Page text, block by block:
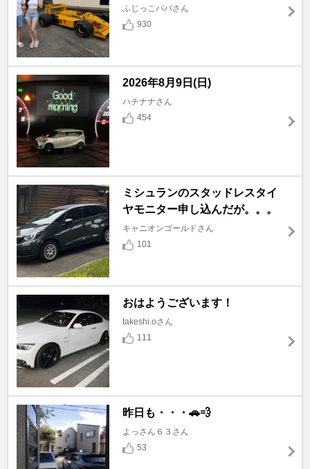
ふじっこパパさん
930
2026年8月9日(日)
ハチナナさん
454
ミシュランのスタッドレスタイ
ヤモニター申し込んだが。。。
キャニオンゴールドさん
101
おはようございます！
takeshi.oさん
111
昨日も・・・🚗💨
よっさん６３さん
53